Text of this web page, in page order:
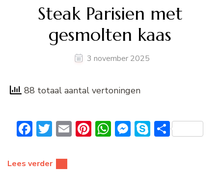
Steak Parisien met
gesmolten kaas
3 november 2025
88 totaal aantal vertoningen
Facebook
Twitter
EmailPinterest
WhatsApp
Messenger
Skype
Delen
Lees verder